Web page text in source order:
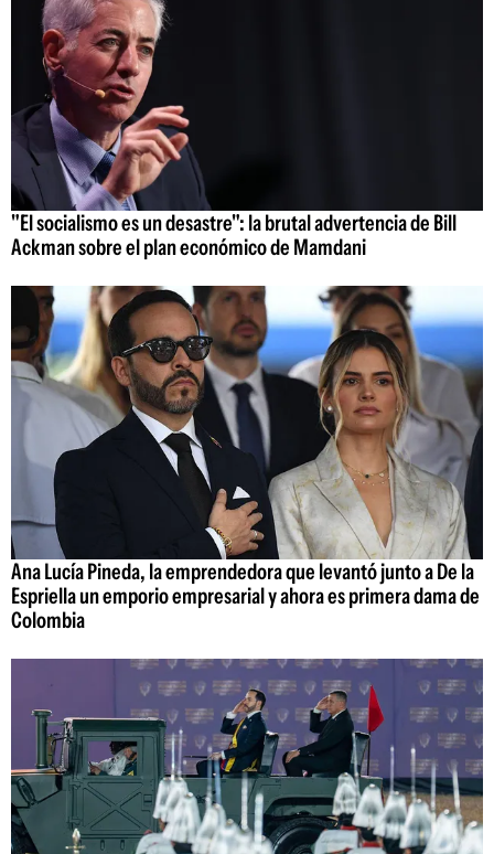
"El socialismo es un desastre": la brutal advertencia de Bill
Ackman sobre el plan económico de Mamdani
Ana Lucía Pineda, la emprendedora que levantó junto a De la
Espriella un emporio empresarial y ahora es primera dama de
Colombia